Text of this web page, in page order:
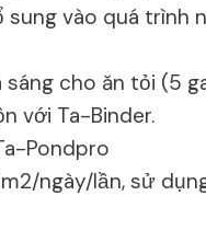
sung vào quá trình
sáng cho ăn tỏi (5
với Ta-Binder.
Pondpro
ngày/lần, sử